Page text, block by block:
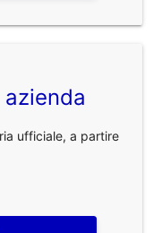
ufficiale, a partire